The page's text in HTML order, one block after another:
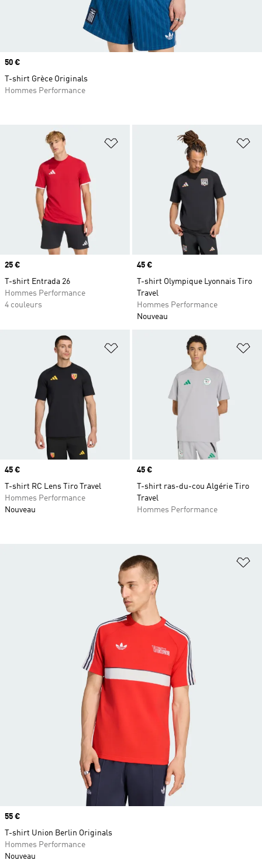
Ajouter à la Liste de produits
Prix
25 €
T-shirt Entrada 26
Hommes Performance
4 couleurs
Prix
45 €
T-shirt Olympique Lyonnais Tiro
Travel
Hommes Performance
Nouveau
Ajouter à la Liste de produits
Prix
45 €
T-shirt RC Lens Tiro Travel
Hommes Performance
Nouveau
Prix
45 €
T-shirt ras-du-cou Algérie Tiro
Travel
Hommes Performance
Prix
55 €
T-shirt Union Berlin Originals
Hommes Performance
Nouveau
Prix
50 €
T-shirt Grèce Originals
Hommes Performance